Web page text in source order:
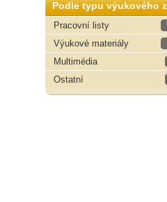
Podle typu výukového
Pracovní listy
Výukové materiály
Multimédia
Ostatní